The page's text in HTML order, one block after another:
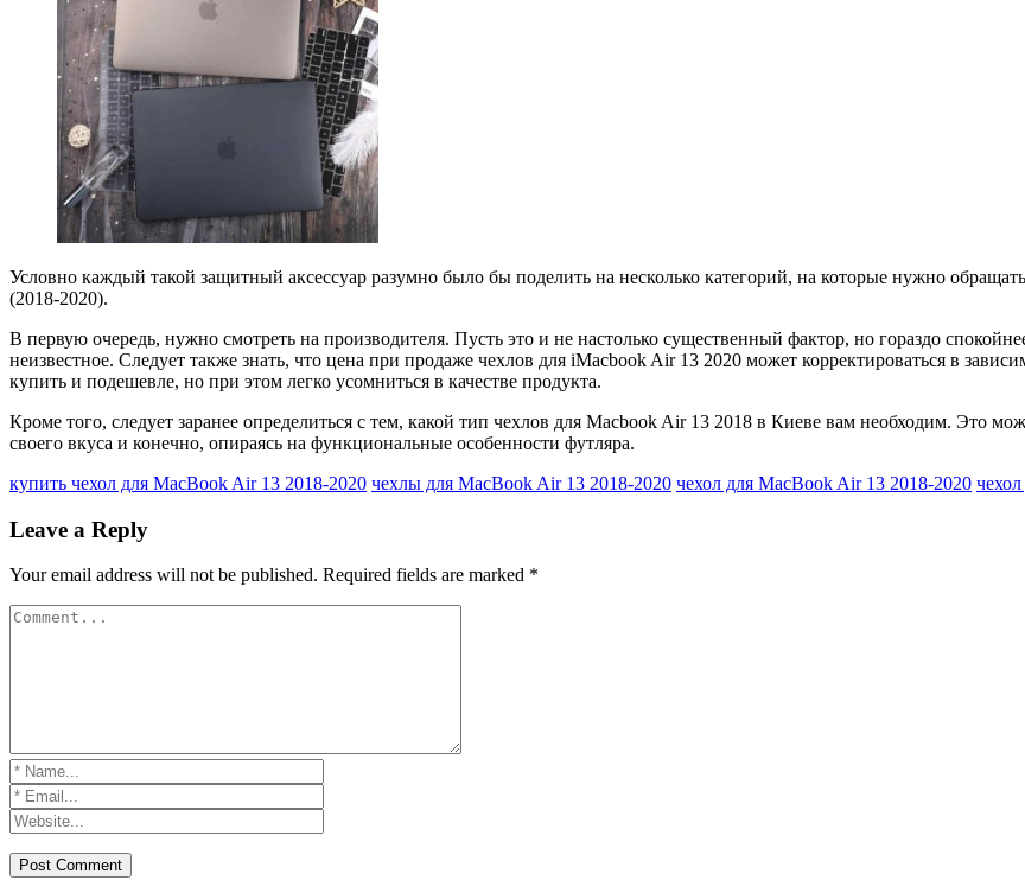
Условно каждый такой защитный аксессуар разумно было бы поделить на несколько категорий, на которые нужно
(2018-2020).
В первую очередь, нужно смотреть на производителя. Пусть это и не настолько существенный фактор, но гораздо
неизвестное. Следует также знать, что цена при продаже чехлов для iMacbook Air 13 2020 может корректироваться в
купить и подешевле, но при этом легко усомниться в качестве продукта.
Кроме того, следует заранее определиться с тем, какой тип чехлов для Macbook Air 13 2018 в Киеве вам необходим. Это
своего вкуса и конечно, опираясь на функциональные особенности футляра.
купить чехол для MacBook Air 13 2018-2020 чехлы для MacBook Air 13 2018-2020 чехол для MacBook Air 13 2018-2020
Leave a Reply
Your email address will not be published. Required fields are marked *